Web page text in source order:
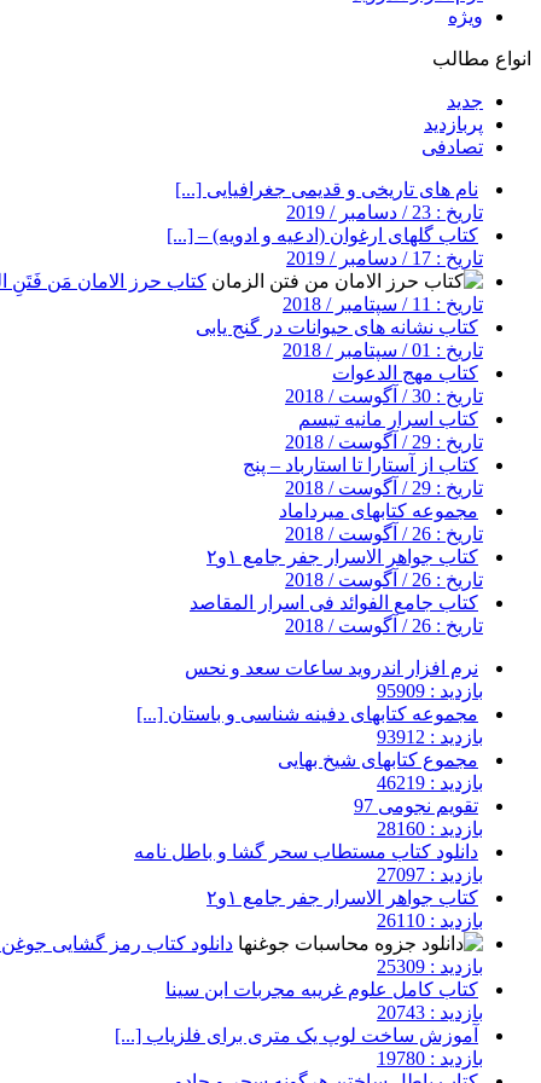
ویژه
انواع مطالب
جدید
پربازدید
تصادفی
نام های تاریخی و قدیمی جغرافیایی [...]
تاریخ : 23 / دسامبر / 2019
کتاب گلهای ارغوان (ادعیه و ادویه) – [...]
تاریخ : 17 / دسامبر / 2019
کتاب حرز الامان مَن فَتَنِ
تاریخ : 11 / سپتامبر / 2018
کتاب نشانه های حیوانات در گنج یابی
تاریخ : 01 / سپتامبر / 2018
کتاب مهج الدعوات
تاریخ : 30 / آگوست / 2018
کتاب اسرار مانیه تیسم
تاریخ : 29 / آگوست / 2018
کتاب از آستارا تا استارباد – پنج
تاریخ : 29 / آگوست / 2018
مجموعه کتابهای میرداماد
تاریخ : 26 / آگوست / 2018
کتاب جواهر الاسرار جفر جامع ۱و۲
تاریخ : 26 / آگوست / 2018
کتاب جامع الفوائد فی اسرار المقاصد
تاریخ : 26 / آگوست / 2018
نرم افزار اندروید ساعات سعد و نحس
بازدید : 95909
مجموعه کتابهای دفینه شناسی و باستان [...]
بازدید : 93912
مجموع کتابهای شیخ بهایی
بازدید : 46219
تقویم نجومی 97
بازدید : 28160
دانلود کتاب مستطاب سحر گشا و باطل نامه
بازدید : 27097
کتاب جواهر الاسرار جفر جامع ۱و۲
بازدید : 26110
دانلود کتاب رمز گشایی
بازدید : 25309
کتاب کامل علوم غریبه مجربات ابن سینا
بازدید : 20743
آموزش ساخت لوپ یک متری برای فلزیاب [...]
بازدید : 19780